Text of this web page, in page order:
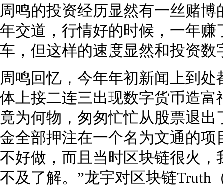
周鸣的投资经历显然有一丝赌
年交道，行情好的时候，一年赚
车，但这样的速度显然和投资数
周鸣回忆，今年年初新闻上到
体上接二连三出现数字货币造
竟为何物，匆匆忙忙从股票退
金全部押注在一个名为文通的
不好做，而且当时区块链很火
不及了解。”龙宇对区块链Truth